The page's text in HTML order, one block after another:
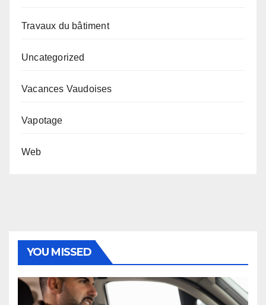
Travaux du bâtiment
Uncategorized
Vacances Vaudoises
Vapotage
Web
YOU MISSED